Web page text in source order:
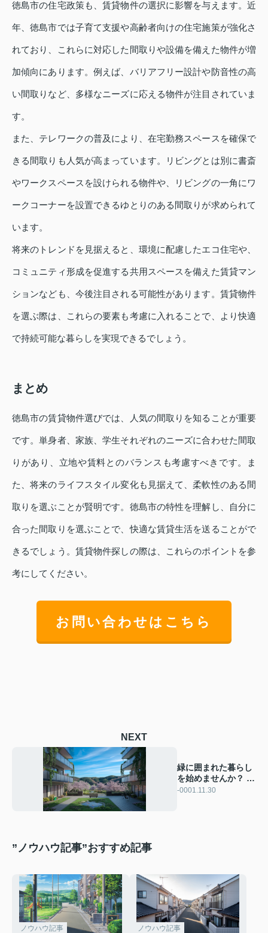
徳島市の住宅政策も、賃貸物件の選択に影響を与えます。近
年、徳島市では子育て支援や高齢者向けの住宅施策が強化さ
れており、これらに対応した間取りや設備を備えた物件が増
加傾向にあります。例えば、バリアフリー設計や防音性の高
い間取りなど、多様なニーズに応える物件が注目されていま
す。
また、テレワークの普及により、在宅勤務スペースを確保で
きる間取りも人気が高まっています。リビングとは別に書斎
やワークスペースを設けられる物件や、リビングの一角にワ
ークコーナーを設置できるゆとりのある間取りが求められて
います。
将来のトレンドを見据えると、環境に配慮したエコ住宅や、
コミュニティ形成を促進する共用スペースを備えた賃貸マン
ションなども、今後注目される可能性があります。賃貸物件
を選ぶ際は、これらの要素も考慮に入れることで、より快適
で持続可能な暮らしを実現できるでしょう。
まとめ
徳島市の賃貸物件選びでは、人気の間取りを知ることが重要
です。単身者、家族、学生それぞれのニーズに合わせた間取
りがあり、立地や賃料とのバランスも考慮すべきです。ま
た、将来のライフスタイル変化も見据えて、柔軟性のある間
取りを選ぶことが賢明です。徳島市の特性を理解し、自分に
合った間取りを選ぶことで、快適な賃貸生活を送ることがで
きるでしょう。賃貸物件探しの際は、これらのポイントを参
考にしてください。
お問い合わせはこちら
NEXT
緑に囲まれた暮らし
を始めませんか？ 徳
島市の自然豊かな賃
-0001.11.30
”ノウハウ記事”おすすめ記事
ノウハウ記事 ノウハウ記事